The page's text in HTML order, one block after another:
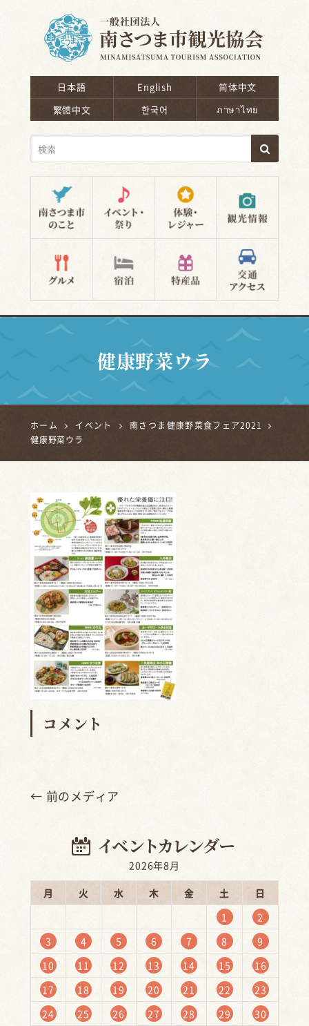
日本語 English
简体中文
繁體中文
한국어 ภาษาไทย
健康野菜ウラ
ホーム イベント
南さつま健康野菜食フェア2021
健康野菜ウラ
コメント
← 前のメディア
2026年8月
月
火 水 木 金 土
日
1
2
3
4 5 6 7 8
9
10
11 12 13 14 15
16
17
18 19 20 21 22
23
24
25 26 27 28 29
30